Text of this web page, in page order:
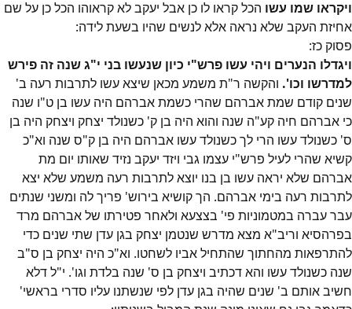
ויקראו שמו עשו הכל קראו לו כן אבל יעקב לא קראוהו הכל כן על שם
אחיזת העקב שלא נראה אלא לנשים שהיו בשעת לידה:
פסוק כז:
ויגדלו הנערים ויהי עשו פרש"י כיון שנעשו בני י"ג שנה זה פירש
למדרשו וכו'. והקשה ר"ת משמע מכאן שיצא עשו לתרבות רעה ב'
שנים קודם שמת אברהם שהרי כשמת אברהם היה עשו בן ט"ו שנה
כי אברהם חיה קע"ה שנה והוא היה בן ק' כשנולד יצחק ויצחק היה בן
ס' כשנולד עשו הרי לך כשנולד עשו אברהם היה בן ק"ס שנה וא"כ
קשיא שהרי לעיל פרש"י עצמו גבי ויזד יעקב נזיד שאותו יום מת
אברהם שלא יראה עשו בן בנו יוצא לתרבות רעה משמע שלא יצא
לתרבות רעה בימי אברהם. הך קושיא בירוש' פריך לה ומשני שנתים
עבר עברה במטמוניות פי' בצצעא ולאחר פטירתו של אברהם מרד
בפרהסיא וריב"א מצא מדרש שנטמן יצחק בגן עדן שתי שנים כדי
להתרפאות מהחתוך שהתחיל אביו לשחטו. וא"כ היה יצחק בן ס"ב
שנה כשנולד עשו והא דכתיב ויצחק בן ס' שנה בלדת וגו'. י"ל דלא
חשיב אותם ב' שנים שהיה בגן עדן לפי שנשתנו עליו סדרי בראשי'